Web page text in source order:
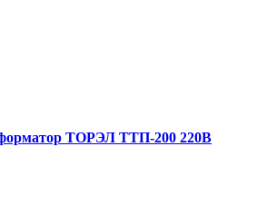
ТОРЭЛ ТТП-200 220В